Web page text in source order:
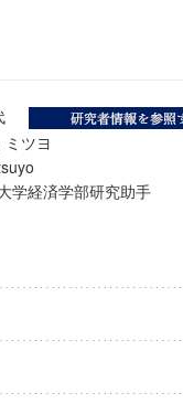
ミツヨ
学経済学部研究助手